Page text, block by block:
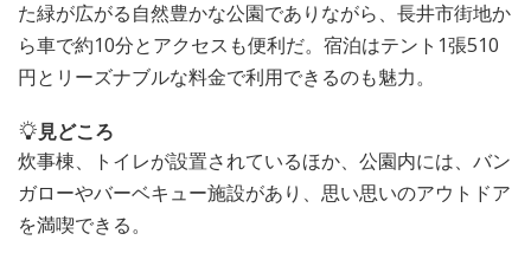
た緑が広がる自然豊かな公園でありながら、長井市街地か
ら車で約10分とアクセスも便利だ。宿泊はテント1張510
円とリーズナブルな料金で利用できるのも魅力。
見どころ
炊事棟、トイレが設置されているほか、公園内には、バン
ガローやバーベキュー施設があり、思い思いのアウトドア
を満喫できる。